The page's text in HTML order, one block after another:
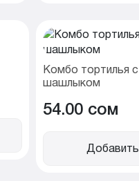
Комбо тортилья с
шашлыком
54.00 cом
Добавить